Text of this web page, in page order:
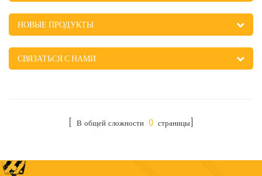
НОВЫЕ ПРОДУКТЫ
СВЯЗАТЬСЯ С НАМИ
[ В общей сложности 0 страницы]